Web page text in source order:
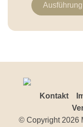
Kontakt
© Copyright 2026